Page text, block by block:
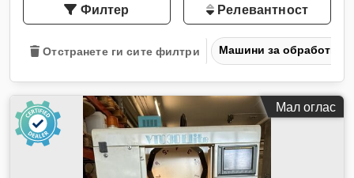
Филтер Релевантност
Отстранете ги сите филтри Машини за обработка
Мал оглас